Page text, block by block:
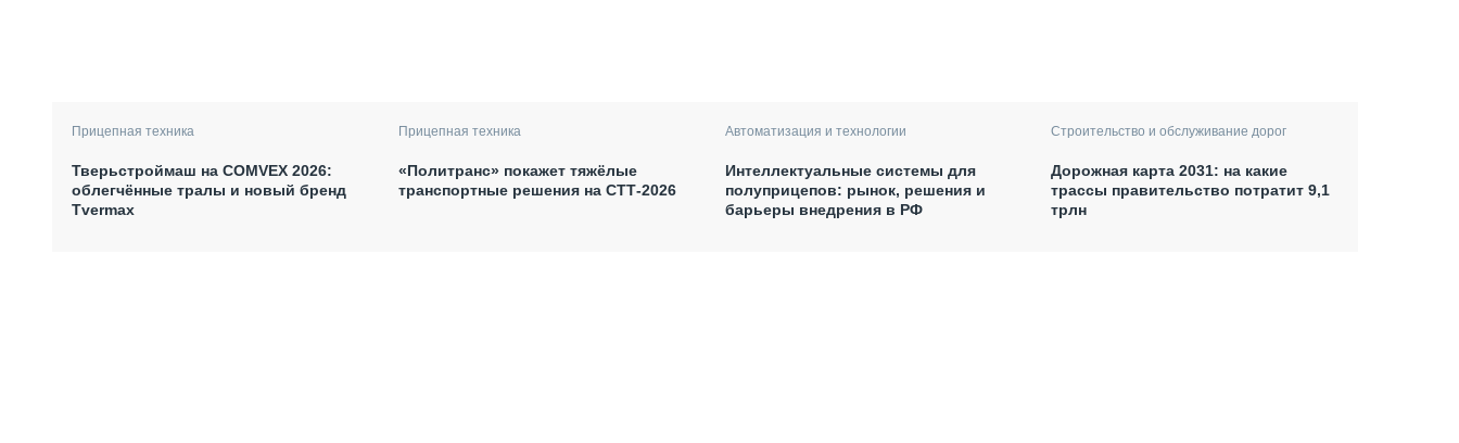
Прицепная техника
Тверьстроймаш на COMVEX 2026:
облегчённые тралы и новый бренд
Tvermax
Прицепная техника
«Политранс» покажет тяжёлые
транспортные решения на СТТ-2026
Автоматизация и технологии
Интеллектуальные системы для
полуприцепов: рынок, решения и
барьеры внедрения в РФ
Строительство и обслуживание дорог
Дорожная карта 2031: на какие
трассы правительство потратит 9,1
трлн